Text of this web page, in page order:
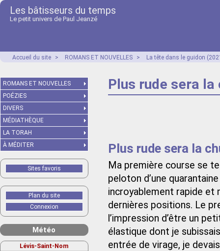
Les bâtisseurs du temps
Le petit univers de Paul Jeanzé
Accueil du site > ROMANS ET NOUVELLES > La tête dans le guidon
Plus rude sera la
Plus rude sera la
Ma première course se
peloton d’une
incroyablement rapide et
dernières positions. Le
l’impression d’être un
élastique dont je
entrée de virage, je
ROMANS ET NOUVELLES
POÉZIES
DIVERS
MÉDIATHÈQUE
LA TORAH
À MÉDITER
Sites favoris
Plan du site
Connexion
Météo
Lévis-Saint-Nom